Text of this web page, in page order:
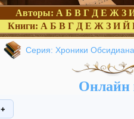
Авторы: А Б В Г Д Е Ж З
Книги: А Б В Г Д Е Ж З И Й
Серия: Хроники Обсидиана
Онлайн
+